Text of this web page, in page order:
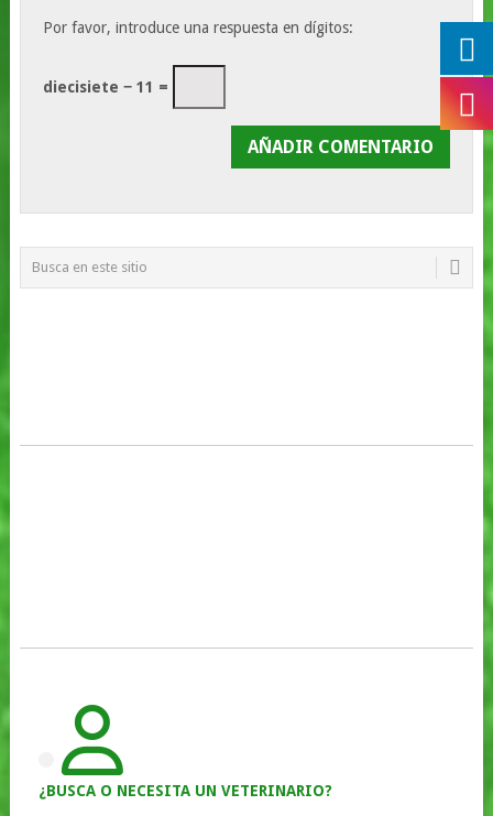
Por favor, introduce una respuesta en dígitos:
diecisiete − 11 =
¿BUSCA O NECESITA UN VETERINARIO?